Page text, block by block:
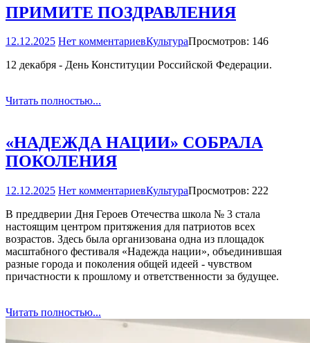
ПРИМИТЕ ПОЗДРАВЛЕНИЯ
12.12.2025 Нет комментариевКультураПросмотров: 146
12 декабря - День Конституции Российской Федерации.
Читать полностью...
«НАДЕЖДА НАЦИИ» СОБРАЛА
ПОКОЛЕНИЯ
12.12.2025 Нет комментариевКультураПросмотров: 222
В преддверии Дня Героев Отечества школа № 3 стала
настоящим центром притяжения для патриотов всех
возрастов. Здесь была организована одна из площадок
масштабного фестиваля «Надежда нации», объединившая
разные города и поколения общей идеей - чувством
причастности к прошлому и ответственности за будущее.
Читать полностью...